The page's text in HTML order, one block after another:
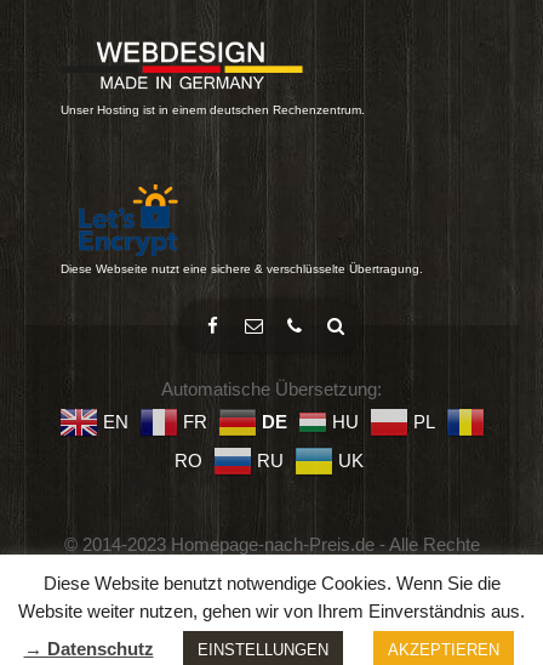
Unser Hosting ist in einem deutschen Rechenzentrum.
Diese Webseite nutzt eine sichere & verschlüsselte Übertragung.
Automatische Übersetzung:
EN
FR DE HU
PL
RO
RU UK
© 2014-2023 Homepage-nach-Preis.de - Alle Rechte
Geschäftsbedingungen
Diese Website benutzt notwendige Cookies. Wenn Sie die
Website weiter nutzen, gehen wir von Ihrem Einverständnis aus.
→ Datenschutz
EINSTELLUNGEN AKZEPTIEREN